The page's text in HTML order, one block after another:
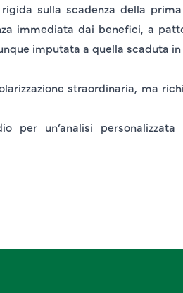
sulla scadenza della
immediata dai benefici, a
imputata a quella scaduta
straordinaria, ma
un’analisi personalizzata